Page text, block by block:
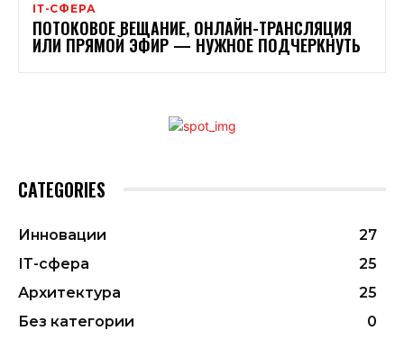
ІТ-СФЕРА
ПОТОКОВОЕ ВЕЩАНИЕ, ОНЛАЙН-ТРАНСЛЯЦИЯ
ИЛИ ПРЯМОЙ ЭФИР — НУЖНОЕ ПОДЧЕРКНУТЬ
CATEGORIES
Инновации
27
ІТ-сфера
25
Архитектура
25
Без категории
0